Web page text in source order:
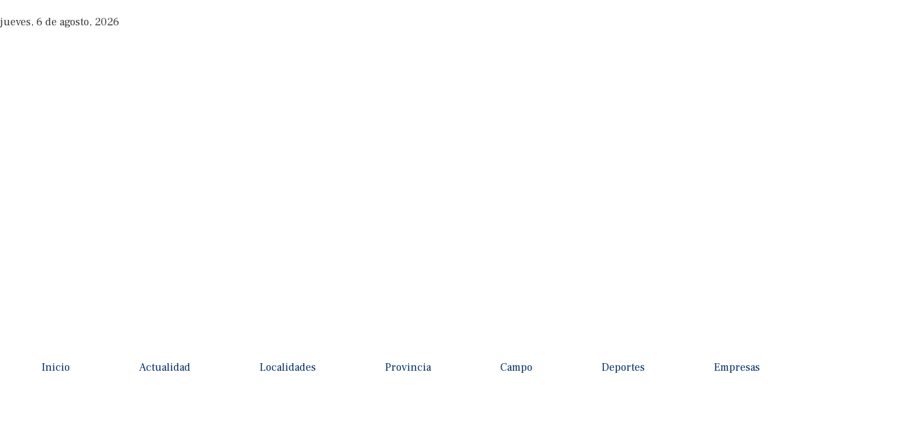
jueves, 6 de agosto, 2026
Inicio Actualidad Localidades Provincia Campo Deportes Empresas